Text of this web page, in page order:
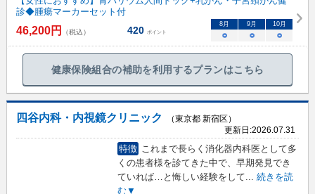
診◆腫瘍マーカーセット付
46,200円 （税込） 420 ポイント
8月 9月 10月
○ ○ ○
健康保険組合の補助を利用するプランはこちら
四谷内科・内視鏡クリニック
（東京都 新宿区）
更新日:2026.07.31
特徴 これまで長らく消化器内科医として多
くの患者様を診てきた中で、早期発見でき
ていれば…と悔しい経験をして... 続きを読
む▼